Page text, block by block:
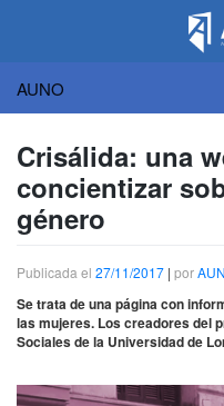
AUNO
contenido
Crisálida: una
concientizar
género
Publicada el 27/11/2017 | por
Se trata de una página con
las mujeres. Los creadores del
Sociales de la Universidad de